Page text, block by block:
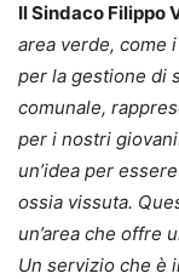
Il Sindaco Filippo
area verde, come
per la gestione di
comunale,
per i nostri
un’idea per
ossia vissuta.
un’area che offre
Un servizio che è